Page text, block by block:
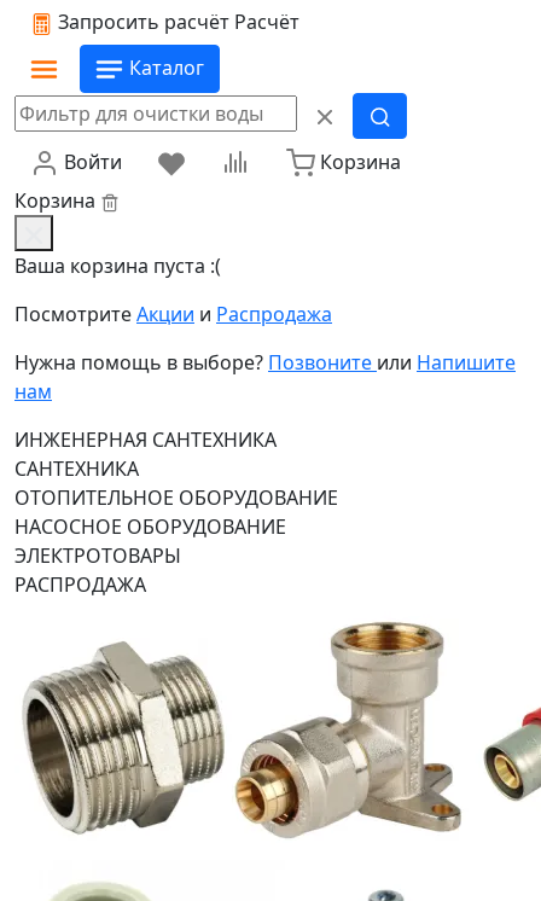
Запросить расчёт Расчёт
Каталог
Войти
Корзина
Корзина
Ваша корзина пуста :(
ПосмотритеАкции и Распродажа
Нужна помощь в выборе? Позвоните или Напишите
нам
ИНЖЕНЕРНАЯ САНТЕХНИКА
САНТЕХНИКА
ОТОПИТЕЛЬНОЕ ОБОРУДОВАНИЕ
НАСОСНОЕ ОБОРУДОВАНИЕ
ЭЛЕКТРОТОВАРЫ
РАСПРОДАЖА